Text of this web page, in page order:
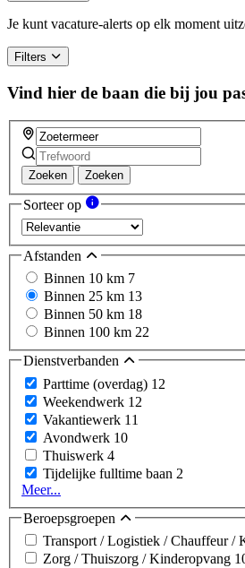
Je kunt vacature-alerts op elk moment
Filters
Vind hier de baan die bij jou
Zoeken Zoeken
Sorteer op
Afstanden
Binnen 10 km 7
Binnen 25 km 13
Binnen 50 km 18
Binnen 100 km 22
Dienstverbanden
Parttime (overdag) 12
Weekendwerk 12
Vakantiewerk 11
Avondwerk 10
Thuiswerk 4
Tijdelijke fulltime baan 2
Meer...
Beroepsgroepen
Transport / Logistiek / Chauffeur /
Zorg / Thuiszorg / Kinderopvang